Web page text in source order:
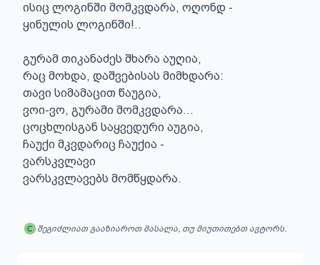
ისიც ლოგინში მომკვდარა, ოღონდ -
ყინულის ლოგინში!..
გურამ თიკანაძეს შხარა აუღია,
რაც მოხდა, დაშვებისას მიმხდარა:
თავი სიმამაცით წაუგია,
ვოი-ვო, გურამი მომკვდარა...
ცოცხლისგან საყვედური აუგია,
ჩაუქი მკვდარიც ჩაუქია -
ვარსკვლავი
ვარსკვლავებს მომწყდარა.
შეგიძლიათ გააზიაროთ მასალა, თუ მიუთითებთ ავტორს.